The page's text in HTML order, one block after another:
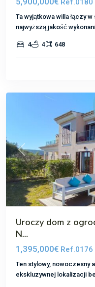
Ref.0180
Ta wyjątkowa willa łączy
najwyższą jakość
4 4 648
Santa
Poprzedni
Uroczy dom z
N...
1,395,000€ Ref.0176
Ten stylowy, nowoczesny
ekskluzywnej lokalizacji